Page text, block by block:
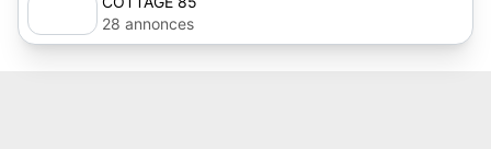
28 annonces